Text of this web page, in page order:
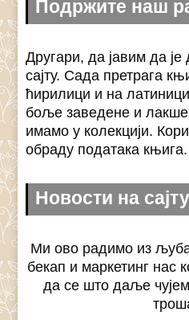
Подржите наш
Другари, да јавим да
сајту. Сада претрага
ћирилици и на
боље заведене и
имамо у колекцији.
обраду података
Новости на сајту
Ми ово радимо из
бекап и маркетинг нас
да се што даље